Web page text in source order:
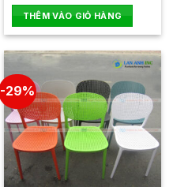
phẩm
5 sao
THÊM VÀO GIỎ HÀNG
-29%